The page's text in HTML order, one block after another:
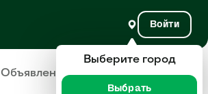
Войти
Объявления Отзывы
Выберите город
Выбрать